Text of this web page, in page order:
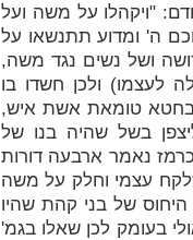
"ויקהלו על משה ועל
ה' ומדוע תתנשאו על
ושל נשים נגד משה,
לעצמו) ולכן חשדו בו
בחטא טומאת אשת איש,
בשל שהיה בנו של
נאמר ארבעה דורות
עצמי וחלק על משה
של בני קהת שהיו
בעומק לכן שאלו בגמ'